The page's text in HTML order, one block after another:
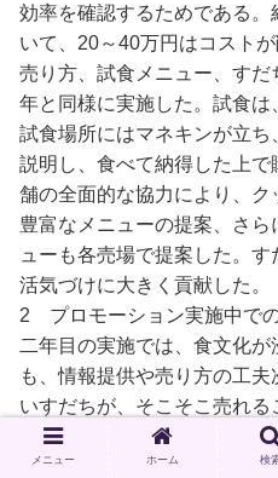
効率を確認するためである
いて、20～40万円はコストが
売り方、試食メニュー、す
年と同様に実施した。試食
試食場所にはマネキンが立ち
説明し、食べて納得した上
舗の全面的な協力により、
豊富なメニューの提案、さ
ューも各売場で提案した。
活気づけに大きく貢献した。
2 プロモーション実施中で
二年目の実施では、食文化
も、情報提供や売り方の工
いすだちが、そこそこ売れる
情報提供の重要性と売り場
(1)情報提供と売り方の重要性
メニュー ホーム 検